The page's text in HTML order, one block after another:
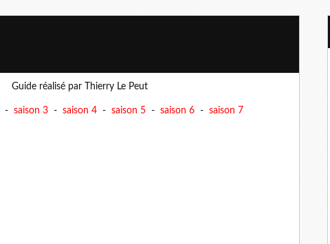
Guide réalisé par Thierry Le Peut
- saison 3 - saison 4 - saison 5 - saison 6 - saison 7